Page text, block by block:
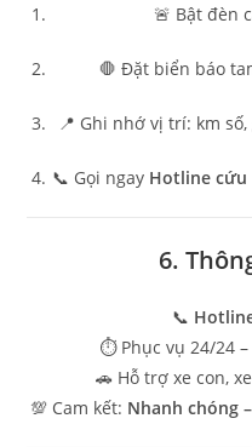
🚨 Bật đèn
🛑 Đặt biển báo
📍 Ghi nhớ vị trí: km
📞 Gọi ngay Hotline cứu
6.
📞
⏱ Phục vụ 24/24
🚗 Hỗ trợ xe con,
💯 Cam kết: Nhanh chóng